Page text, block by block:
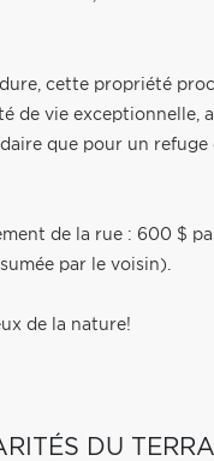
cette propriété
de vie exceptionnelle,
que pour un refuge
de la rue : 600 $
par le voisin).
de la nature!
DU